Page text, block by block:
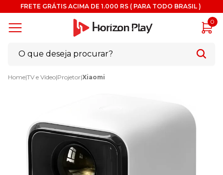
FRETE GRÁTIS ACIMA DE 1.000 RS ( PARA TODO BRASIL )
0
Home|TV e Vídeo|Projetor|Xiaomi